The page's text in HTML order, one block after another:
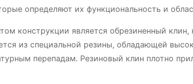
определяют их функциональность и
конструкции является обрезиненный клин,
из специальной резины, обладающей
перепадам․ Резиновый клин плотно